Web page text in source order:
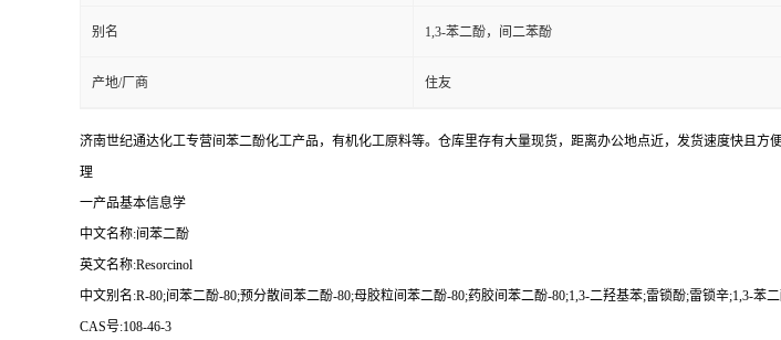
别名 1,3-苯二酚，间二苯酚
产地/厂商 住友
济南世纪通达化工专营间苯二酚化工产品，有机化工原料等。仓库里存有大量现货，距离办公地点近，发货速度快且方
理
一产品基本信息学
中文名称:间苯二酚
英文名称:Resorcinol
中文别名:R-80;间苯二酚-80;预分散间苯二酚-80;母胶粒间苯二酚-80;药胶间苯二酚-80;1,3-二羟基苯;雷锁酚;雷锁辛;1,3-
CAS号:108-46-3